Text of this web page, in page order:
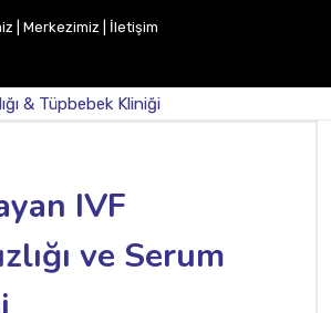
Merkezimiz İletişim
IVF
ve Serum